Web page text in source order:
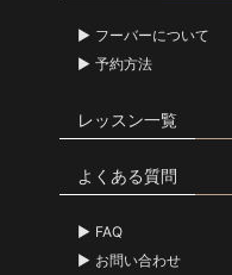
フーバーについて
予約方法
レッスン一覧
よくある質問
FAQ
お問い合わせ